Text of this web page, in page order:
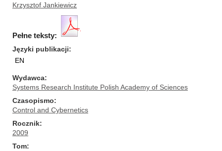
Krzysztof Jankiewicz
Pełne teksty:
Języki publikacji
EN
Wydawca
Systems Research Institute Polish Academy of Sciences
Czasopismo
Control and Cybernetics
Rocznik
2009
Tom